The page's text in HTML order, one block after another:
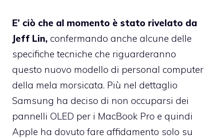
E’ ciò che al momento è stato rivelato da
Jeff Lin, confermando anche alcune delle
specifiche tecniche che riguarderanno
questo nuovo modello di personal computer
della mela morsicata. Più nel dettaglio
Samsung ha deciso di non occuparsi dei
pannelli OLED per i MacBook Pro e quindi
Apple ha dovuto fare affidamento solo su